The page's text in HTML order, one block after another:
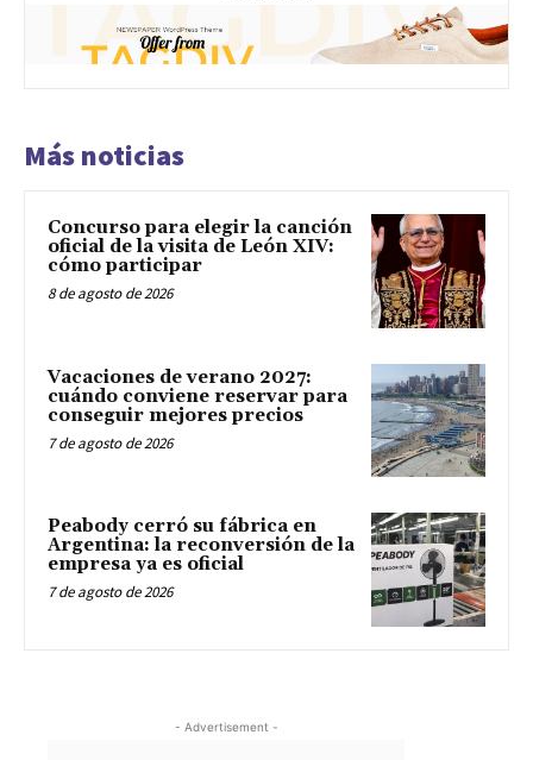
Más noticias
Concurso para elegir la canción
oficial de la visita de León XIV:
cómo participar
8 de agosto de 2026
Vacaciones de verano 2027:
cuándo conviene reservar para
conseguir mejores precios
7 de agosto de 2026
Peabody cerró su fábrica en
Argentina: la reconversión de la
empresa ya es oficial
7 de agosto de 2026
- Advertisement -